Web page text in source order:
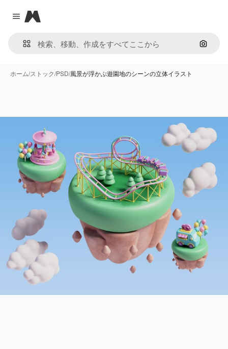
Close menu
Magnific
画像で
ホーム/ストック/PSD/風景が浮かぶ遊園地のシーンの立体イラスト